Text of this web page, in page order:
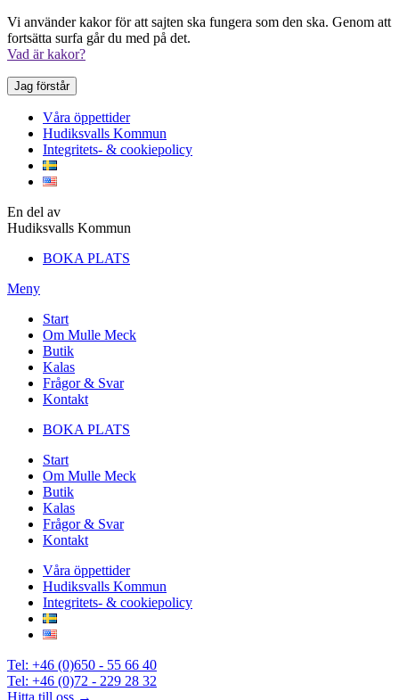
Vi använder kakor för att sajten ska fungera som den ska. Genom att
fortsätta surfa går du med på det.
Vad är kakor?
Jag förstår
Våra öppettider
Hudiksvalls Kommun
Integritets- & cookiepolicy
En del av
Hudiksvalls Kommun
BOKA PLATS
Meny
Start
Om Mulle Meck
Butik
Kalas
Frågor & Svar
Kontakt
BOKA PLATS
Start
Om Mulle Meck
Butik
Kalas
Frågor & Svar
Kontakt
Våra öppettider
Hudiksvalls Kommun
Integritets- & cookiepolicy
Tel: +46 (0)650 - 55 66 40
Tel: +46 (0)72 - 229 28 32
Hitta till oss →